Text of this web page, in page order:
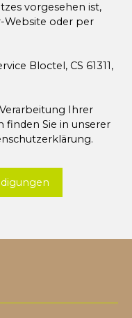
vorgesehen ist,
Website oder per
Bloctel, CS 61311,
Ihrer
Sie in unserer
.